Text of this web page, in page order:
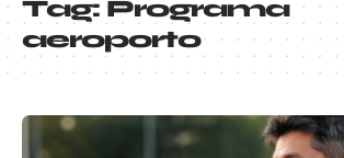
Tag:Programa
aeroporto